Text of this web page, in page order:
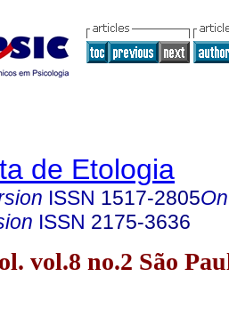
de Etologia
ISSN 1517-2805
ISSN 2175-3636
vol.8 no.2 São